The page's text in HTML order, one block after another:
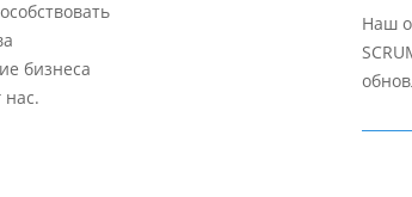
бизнеса
Наш